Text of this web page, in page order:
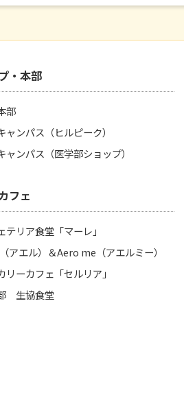
・本部
部
ャンパス（ヒルピーク）
ャンパス（医学部ショップ）
フェ
テリア食堂「マーレ」
アエル）＆Aero me（アエルミー）
リーカフェ「セルリア」
生協食堂